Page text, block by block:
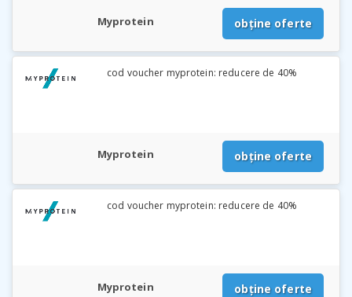
Myprotein obține oferte
cod voucher myprotein: reducere de 40%
Myprotein obține oferte
cod voucher myprotein: reducere de 40%
Myprotein obține oferte